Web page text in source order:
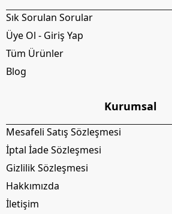
Sık Sorulan Sorular
Üye Ol - Giriş Yap
Tüm Ürünler
Blog
Kurumsal
Mesafeli Satış Sözleşmesi
İptal İade Sözleşmesi
Gizlilik Sözleşmesi
Hakkımızda
İletişim